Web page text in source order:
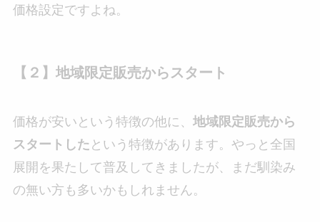
価格設定ですよね。
【２】地域限定販売からスタート
価格が安いという特徴の他に、 地域限定販売から
スタートした という特徴があります。やっと全国
展開を果たして普及してきましたが、まだ馴染み
の無い方も多いかもしれません。